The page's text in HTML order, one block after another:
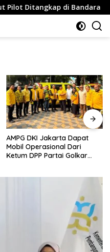
Ditangkap di Bandara
AMPG DKI Jakarta Dapat
Mobil Operasional Dari
Ketum DPP Partai Golkar